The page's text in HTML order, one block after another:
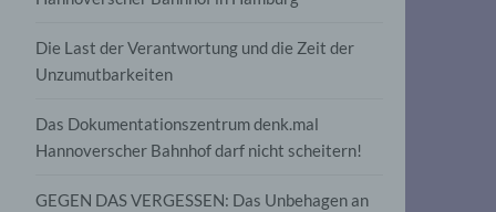
Die Last der Verantwortung und die Zeit der
Unzumutbarkeiten
Das Dokumentationszentrum denk.mal
Hannoverscher Bahnhof darf nicht scheitern!
GEGEN DAS VERGESSEN: Das Unbehagen an